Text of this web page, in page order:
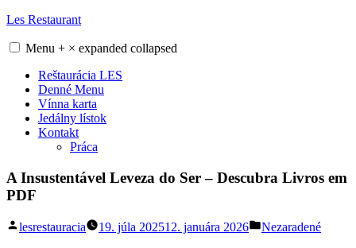
Skip
content
Les Restaurant
Menu + × expanded collapsed
Reštaurácia LES
Denné Menu
Vínna karta
Jedálny lístok
Kontakt
Práca
A Insustentável Leveza do Ser – Descubra Livros em
PDF
Posted
lesrestauracia 19. júla 202512. januára 2026
Posted
Nezaradené